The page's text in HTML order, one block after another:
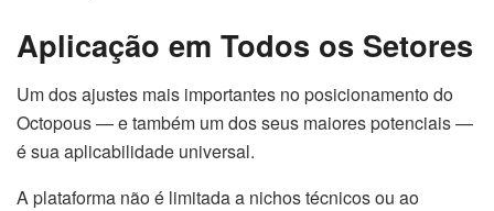
Aplicação em Todos os Setores
Um dos ajustes mais importantes no posicionamento do
Octopous — e também um dos seus maiores potenciais —
é sua aplicabilidade universal.
A plataforma não é limitada a nichos técnicos ou ao